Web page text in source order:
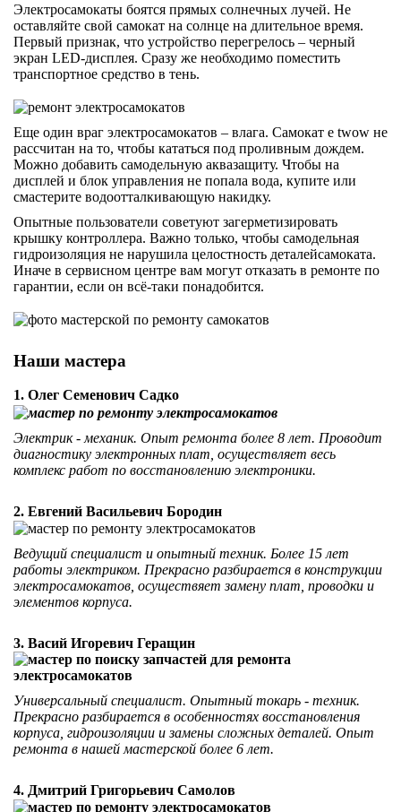
Электросамокаты боятся прямых солнечных лучей. Не
оставляйте свой самокат на солнце на длительное время.
Первый признак, что устройство перегрелось – черный
экран LED-дисплея. Сразу же необходимо поместить
транспортное средство в тень.
Еще один враг электросамокатов – влага. Самокат e twow не
рассчитан на то, чтобы кататься под проливным дождем.
Можно добавить самодельную аквазащиту. Чтобы на
дисплей и блок управления не попала вода, купите или
смастерите водоотталкивающую накидку.
Опытные пользователи советуют загерметизировать
крышку контроллера. Важно только, чтобы самодельная
гидроизоляция не нарушила целостность деталейсамоката.
Иначе в сервисном центре вам могут отказать в ремонте по
гарантии, если он всё-таки понадобится.
Наши мастера
1. Олег Семенович Садко
Электрик - механик. Опыт ремонта более 8 лет. Проводит
диагностику электронных плат, осуществляет весь
комплекс работ по восстановлению электроники.
2. Евгений Васильевич Бородин
Ведущий специалист и опытный техник. Более 15 лет
работы электриком. Прекрасно разбирается в конструкции
электросамокатов, осуществяет замену плат, проводки и
элементов корпуса.
3. Васий Игоревич Геращин
Универсальный специалист. Опытный токарь - техник.
Прекрасно разбирается в особенностях восстановления
корпуса, гидроизоляции и замены сложных деталей. Опыт
ремонта в нашей мастерской более 6 лет.
4. Дмитрий Григорьевич Самолов